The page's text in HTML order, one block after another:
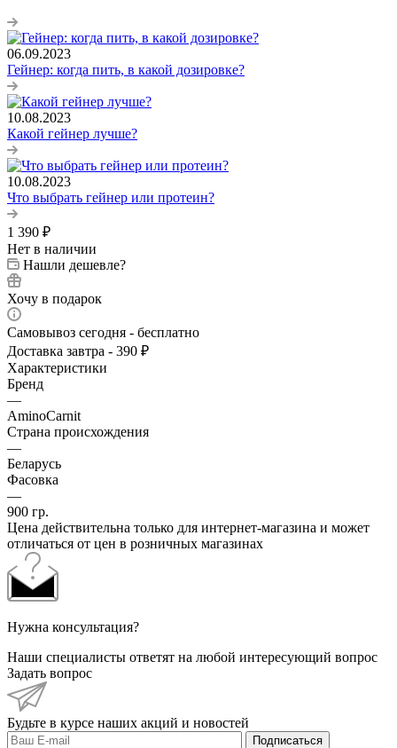
06.09.2023
Гейнер: когда пить, в какой дозировке?
10.08.2023
Какой гейнер лучше?
10.08.2023
Что выбрать гейнер или протеин?
1 390 ₽
Нет в наличии
Нашли дешевле?
Хочу в подарок
Самовывоз сегодня - бесплатно
Доставка завтра - 390 ₽
Характеристики
Бренд
—
AminoCarnit
Страна происхождения
—
Беларусь
Фасовка
—
900 гр.
Цена действительна только для интернет-магазина и может
отличаться от цен в розничных магазинах
Нужна консультация?
Наши специалисты ответят на любой интересующий вопрос
Задать вопрос
Будьте в курсе наших акций и новостей
Подписаться